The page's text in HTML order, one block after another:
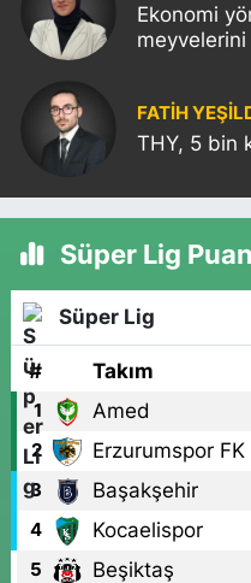
Ekonomi
meyvelerini
FATIH
THY, 5 bin
Süper Lig
Süper Lig
# Takım
1 Amed
2 Erzurumspor FK
3 Başakşehir
4 Kocaelispor
5 Beşiktaş